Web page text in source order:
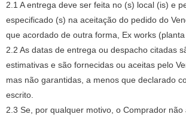
2.1 A entrega deve ser feita no (s) local (is) e
especificado (s) na aceitação do pedido do
que acordado de outra forma, Ex works
2.2 As datas de entrega ou despacho citadas
estimativas e são fornecidas ou aceitas pelo
mas não garantidas, a menos que declarado
escrito.
2.3 Se, por qualquer motivo, o Comprador